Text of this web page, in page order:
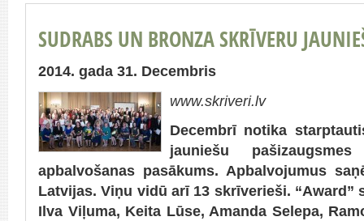
SUDRABS UN BRONZA SKRĪVERU
2014. gada 31. Decembris
www.skriveri.lv
Decembrī notika
jauniešu
apbalvošanas pasākums. Apbalvojumus
Latvijas. Viņu vidū arī 13 skrīverieši. “Award”
Ilva Viļuma, Keita Lūse, Amanda Selepa,